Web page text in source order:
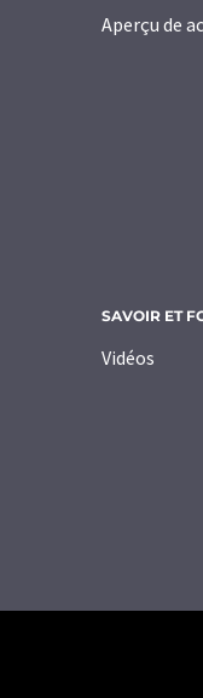
Aperçu de
SAVOIR ET
Vidéos